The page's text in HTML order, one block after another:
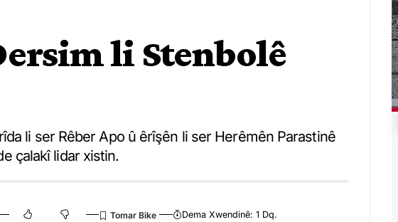
li Stenbolê
li ser Rêber Apo û êrîşên li ser Herêmên Parastinê
çalakî lidar xistin.
Dema Xwendinê: 1 Dq.